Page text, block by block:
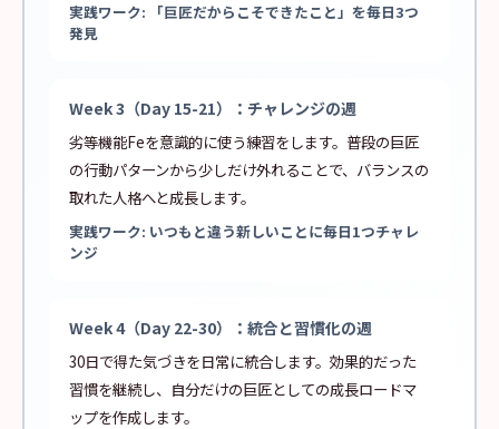
実践ワーク: 「巨匠だからこそできたこと」を毎日3つ
発見
Week 3（Day 15-21）：チャレンジの週
劣等機能Feを意識的に使う練習をします。普段の巨匠
の行動パターンから少しだけ外れることで、バランスの
取れた人格へと成長します。
実践ワーク: いつもと違う新しいことに毎日1つチャレ
ンジ
Week 4（Day 22-30）：統合と習慣化の週
30日で得た気づきを日常に統合します。効果的だった
習慣を継続し、自分だけの巨匠としての成長ロードマ
ップを作成します。